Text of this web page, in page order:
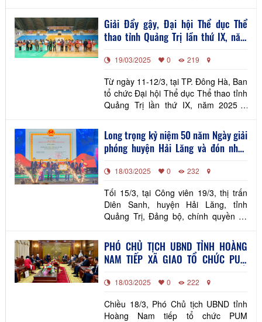
Fun Fest) tại tỉnh Savannakhet, nước
CHDCND Lào.
Giải Đẩy gậy, Đại hội Thể dục Thể
thao tỉnh Quảng Trị lần thứ IX, năm
19/03/2025 0 219
Từ ngày 11-12/3, tại TP. Đông Hà, Ban
tổ chức Đại hội Thể dục Thể thao tỉnh
Quảng Trị lần thứ IX, năm 2025 –
Long trọng kỷ niệm 50 năm Ngày giải
phóng huyện Hải Lăng và đón nhận
nông thôn mới
18/03/2025 0 232
Tối 15/3, tại Công viên 19/3, thị trấn
Diên Sanh, huyện Hải Lăng, tỉnh
Quảng Trị, Đảng bộ, chính quyền và
tổ chức lễ kỷ niệm 50 năm Ngày giải
phóng huyện (19/3/1975 - 19/3/2025)
và đón nhận Bằng công nhận huyện
PHÓ CHỦ TỊCH UBND TỈNH HOÀNG
NAM TIẾP XÃ GIAO TỔ CHỨC PUM
LAN18/03/2025 0 222
Chiều 18/3, Phó Chủ tịch UBND tỉnh
Hoàng Nam tiếp tổ chức PUM